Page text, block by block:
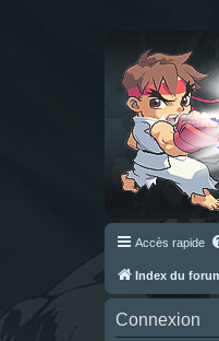
Accès rapide
Index du
Connexion